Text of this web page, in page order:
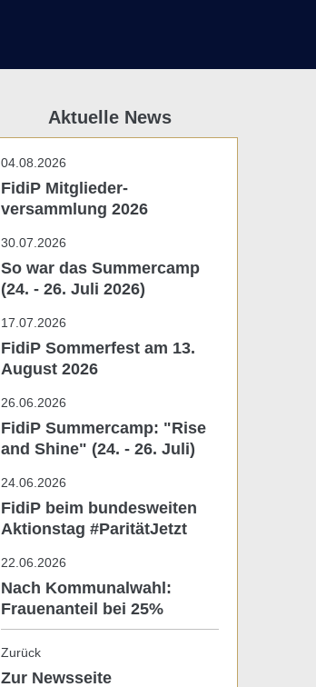
Aktuelle News
04.08.2026
FidiP Mitglieder-
versammlung 2026
30.07.2026
So war das Summercamp
(24. - 26. Juli 2026)
17.07.2026
FidiP Sommerfest am 13.
August 2026
26.06.2026
FidiP Summercamp: "Rise
and Shine" (24. - 26. Juli)
24.06.2026
FidiP beim bundesweiten
Aktionstag #ParitätJetzt
22.06.2026
Nach Kommunalwahl:
Frauenanteil bei 25%
Zurück
Zur Newsseite